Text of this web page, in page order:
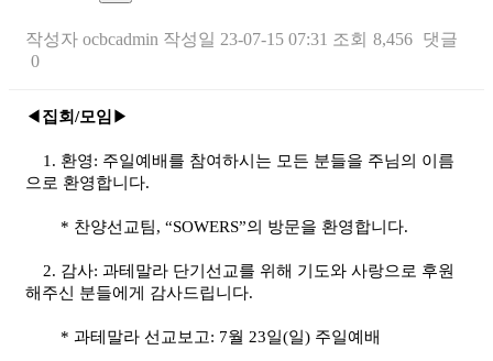
작성자 ocbcadmin 작성일 23-07-15 07:31 조회 8,456 댓글
0
본문
◀ 집회/모임 ▶
1. 환영: 주일예배를 참여하시는 모든 분들을 주님의 이름
으로 환영합니다.
* 찬양선교팀, “SOWERS”의 방문을 환영합니다.
2. 감사: 과테말라 단기선교를 위해 기도와 사랑으로 후원
해주신 분들에게 감사드립니다.
* 과테말라 선교보고: 7월 23일(일) 주일예배